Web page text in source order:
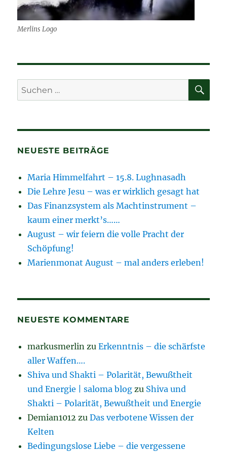
Merlins Logo
Suchen
nach:
NEUESTE BEITRÄGE
Maria Himmelfahrt – 15.8. Lughnasadh
Die Lehre Jesu – was er wirklich gesagt hat
Das Finanzsystem als Machtinstrument –
kaum einer merkt’s……
August – wir feiern die volle Pracht der
Schöpfung!
Marienmonat August – mal anders erleben!
NEUESTE KOMMENTARE
markusmerlin zuErkenntnis – die schärfste
aller Waffen….
Shiva und Shakti – Polarität, Bewußtheit
und Energie | saloma blog zu Shiva und
Shakti – Polarität, Bewußtheit und Energie
Demian1012 zuDas verbotene Wissen der
Kelten
Bedingungslose Liebe – die vergessene